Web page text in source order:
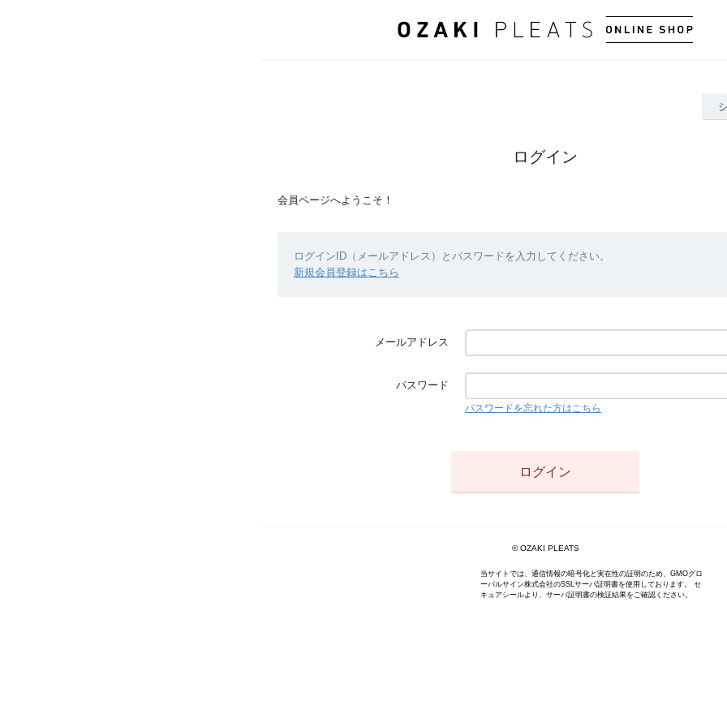
ログイン
会員ページへようこそ！
ログインID（メールアドレス）とパスワードを入力してください。
新規会員登録はこちら
メールアドレス
パスワード
パスワードを忘れた方はこちら
© OZAKI PLEATS
当サイトでは、通信情報の暗号化と実在性の証明のため、GMOグロ
ーバルサイン株式会社のSSLサーバ証明書を使用しております。 セ
キュアシールより、サーバ証明書の検証結果をご確認ください。